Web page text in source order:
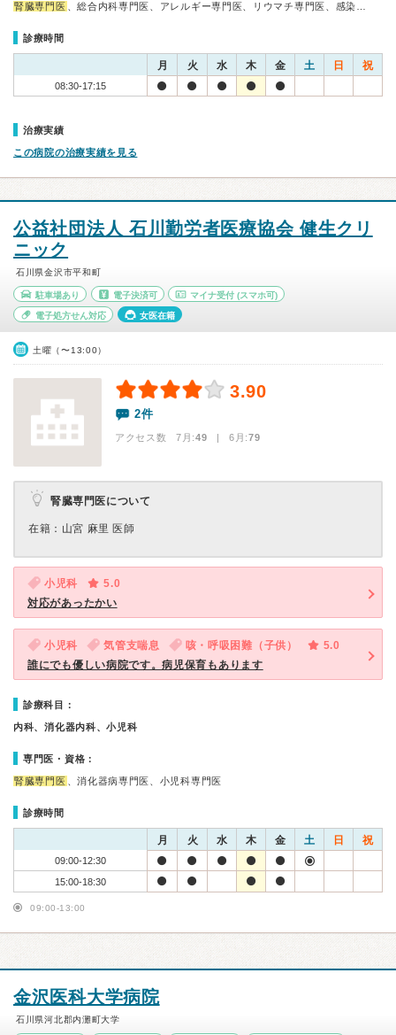
腎臓専門医 、総合内科専門医、アレルギー専門医、リウマチ専門医、感染…
診療時間
月 火 水 木 金 土 日 祝
08:30-17:15
治療実績
この病院の治療実績を見る
公益社団法人 石川勤労者医療協会 健生クリ
ニック
石川県金沢市平和町
駐車場あり 電子決済可 マイナ受付 (スマホ可)
電子処方せん対応 女医在籍
土曜（〜13:00）
3.90
2件
アクセス数 7月:49 | 6月:79
腎臓専門医について
在籍：山宮 麻里 医師
小児科
5.0
対応があったかい
小児科 気管支喘息 咳・呼吸困難（子供）
5.0
誰にでも優しい病院です。病児保育もあります
診療科目：
内科、消化器内科、小児科
専門医・資格：
腎臓専門医 、消化器病専門医、小児科専門医
診療時間
月 火 水 木 金 土 日 祝
09:00-12:30
15:00-18:30
09:00-13:00
金沢医科大学病院
石川県河北郡内灘町大学